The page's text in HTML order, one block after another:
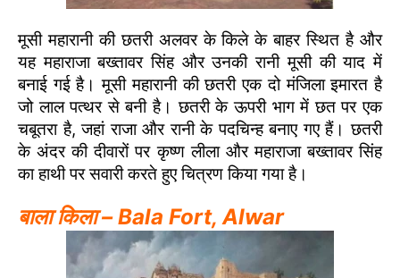
मूसी महारानी की छतरी अलवर के किले के बाहर स्थित है और
यह महाराजा बख्तावर सिंह और उनकी रानी मूसी की याद में
बनाई गई है। मूसी महारानी की छतरी एक दो मंजिला इमारत है
जो लाल पत्थर से बनी है। छतरी के ऊपरी भाग में छत पर एक
चबूतरा है, जहां राजा और रानी के पदचिन्ह बनाए गए हैं। छतरी
के अंदर की दीवारों पर कृष्ण लीला और महाराजा बख्तावर सिंह
का हाथी पर सवारी करते हुए चित्रण किया गया है।
बाला किला – Bala Fort, Alwar